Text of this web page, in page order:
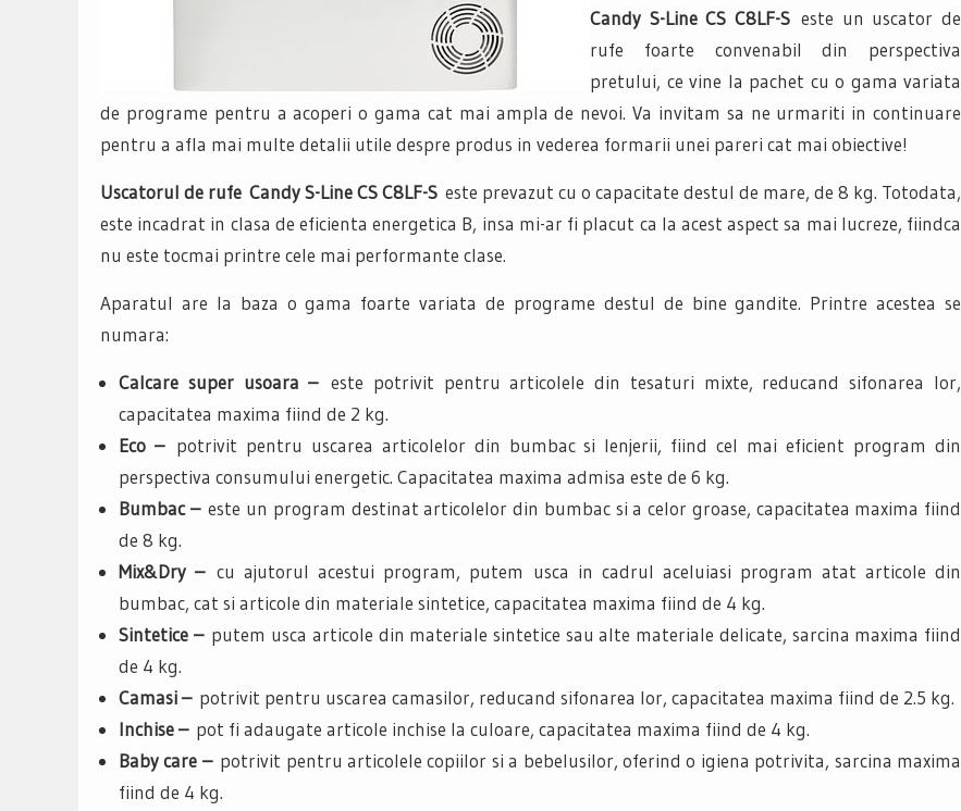
Candy S-Line CS C8LF-Seste un uscator de
rufe foarte convenabil din perspectiva
pretului, ce vine la pachet cu o gama variata
de programe pentru a acoperi o gama cat mai ampla de nevoi. Va invitam sa ne urmariti in continuare
pentru a afla mai multe detalii utile despre produs in vederea formarii unei pareri cat mai obiective!
Uscatorul de rufe Candy S-Line CS C8LF-S este prevazut cu o capacitate destul de mare, de 8 kg. Totodata,
este incadrat in clasa de eficienta energetica B, insa mi-ar fi placut ca la acest aspect sa mai lucreze, fiindca
nu este tocmai printre cele mai performante clase.
Aparatul are la baza o gama foarte variata de programe destul de bine gandite. Printre acestea se
numara:
Calcare super usoara –este potrivit pentru articolele din tesaturi mixte, reducand sifonarea lor,
capacitatea maxima fiind de 2 kg.
Eco – potrivit pentru uscarea articolelor din bumbac si lenjerii, fiind cel mai eficient program din
perspectiva consumului energetic. Capacitatea maxima admisa este de 6 kg.
Bumbac –este un program destinat articolelor din bumbac si a celor groase, capacitatea maxima fiind
de 8 kg.
Mix&Dry –cu ajutorul acestui program, putem usca in cadrul aceluiasi program atat articole din
bumbac, cat si articole din materiale sintetice, capacitatea maxima fiind de 4 kg.
Sintetice – putem usca articole din materiale sintetice sau alte materiale delicate, sarcina maxima fiind
de 4 kg.
Camasi – potrivit pentru uscarea camasilor, reducand sifonarea lor, capacitatea maxima fiind de 2.5 kg.
Inchise –pot fi adaugate articole inchise la culoare, capacitatea maxima fiind de 4 kg.
Baby care – potrivit pentru articolele copiilor si a bebelusilor, oferind o igiena potrivita, sarcina maxima
fiind de 4 kg.